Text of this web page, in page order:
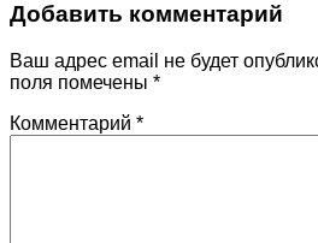
Добавить комментарий
Ваш адрес email не будет
поля помечены *
Комментарий *